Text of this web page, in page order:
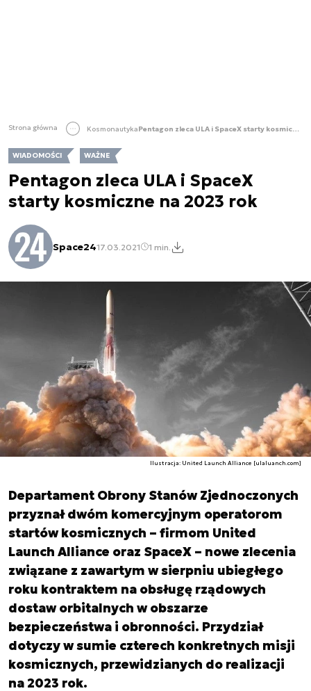
Strona główna Kosmonautyka Pentagon zleca ULA i SpaceX starty kosmiczne na 2023 rok
WIADOMOŚCI WAŻNE
Pentagon zleca ULA i SpaceX
starty kosmiczne na 2023 rok
Space2417.03.2021 1 min.
Ilustracja: United Launch Alliance [ulaluanch.com]
Departament Obrony Stanów Zjednoczonych
przyznał dwóm komercyjnym operatorom
startów kosmicznych – firmom United
Launch Alliance oraz SpaceX – nowe zlecenia
związane z zawartym w sierpniu ubiegłego
roku kontraktem na obsługę rządowych
dostaw orbitalnych w obszarze
bezpieczeństwa i obronności. Przydział
dotyczy w sumie czterech konkretnych misji
kosmicznych, przewidzianych do realizacji
na 2023 rok.